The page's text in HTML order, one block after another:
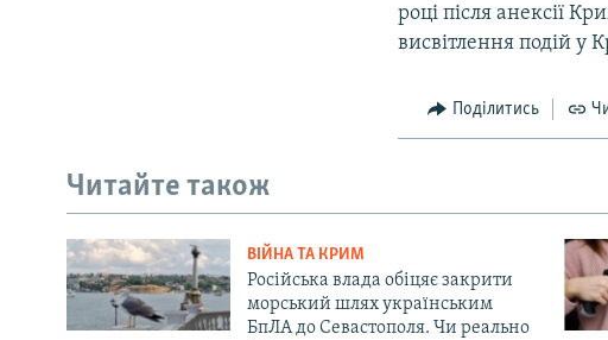
році після анексії
висвітлення подій у
Поділитись
Читайте також
ВІЙНА ТА КРИМ
Російська влада обіцяє закрити
морський шлях українським
БпЛА до Севастополя. Чи реально